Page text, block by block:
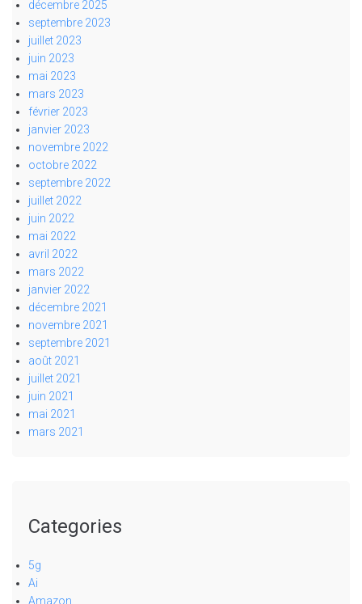
décembre 2025
septembre 2023
juillet 2023
juin 2023
mai 2023
mars 2023
février 2023
janvier 2023
novembre 2022
octobre 2022
septembre 2022
juillet 2022
juin 2022
mai 2022
avril 2022
mars 2022
janvier 2022
décembre 2021
novembre 2021
septembre 2021
août 2021
juillet 2021
juin 2021
mai 2021
mars 2021
Categories
5g
Ai
Amazon